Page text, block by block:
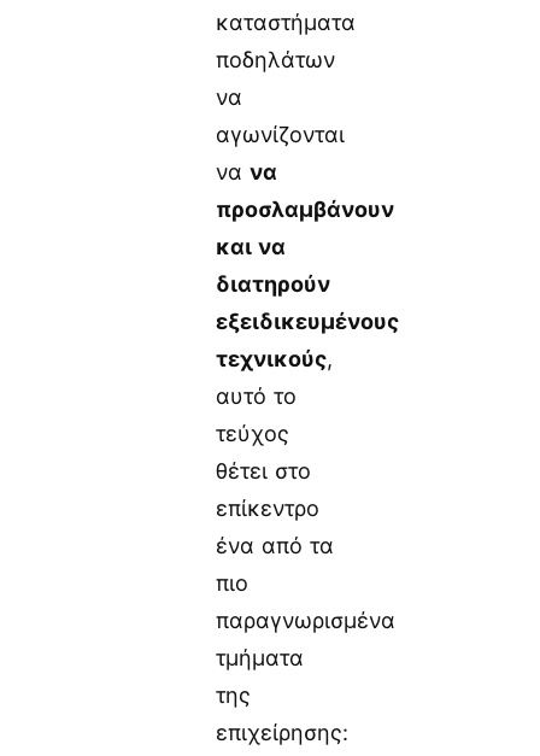
καταστήματα
ποδηλάτων
να
αγωνίζονται
νανα
προσλαμβάνουν
και να
διατηρούν
εξειδικευμένους
τεχνικούς,
αυτό το
τεύχος
θέτει στο
επίκεντρο
ένα από τα
πιο
παραγνωρισμένα
τμήματα
της
επιχείρησης: